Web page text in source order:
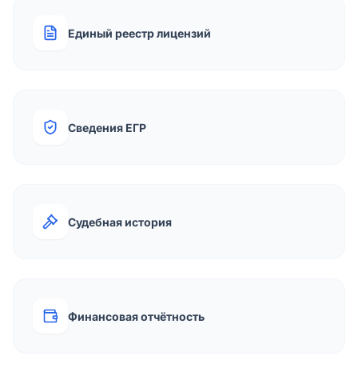
Единый реестр лицензий
Сведения ЕГР
Судебная история
Финансовая отчётность